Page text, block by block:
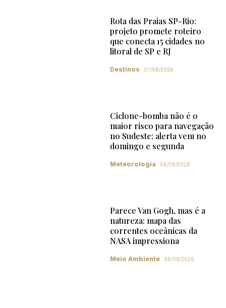
Rota das Praias SP-Rio:
projeto promete roteiro
que conecta 15 cidades no
litoral de SP e RJ
Destinos 07/08/2026
Ciclone-bomba não é o
maior risco para navegação
no Sudeste; alerta vem no
domingo e segunda
Meteorologia 06/08/2026
Parece Van Gogh, mas é a
natureza: mapa das
correntes oceânicas da
NASA impressiona
Meio Ambiente 06/08/2026